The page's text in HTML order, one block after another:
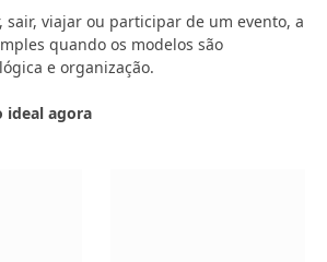
sair, viajar ou participar de um evento, a
quando os modelos são
e organização.
ideal agora